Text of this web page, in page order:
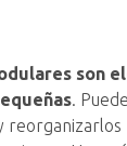
son
.